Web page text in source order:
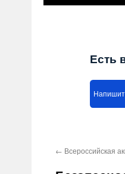
Есть
← Всероссийская